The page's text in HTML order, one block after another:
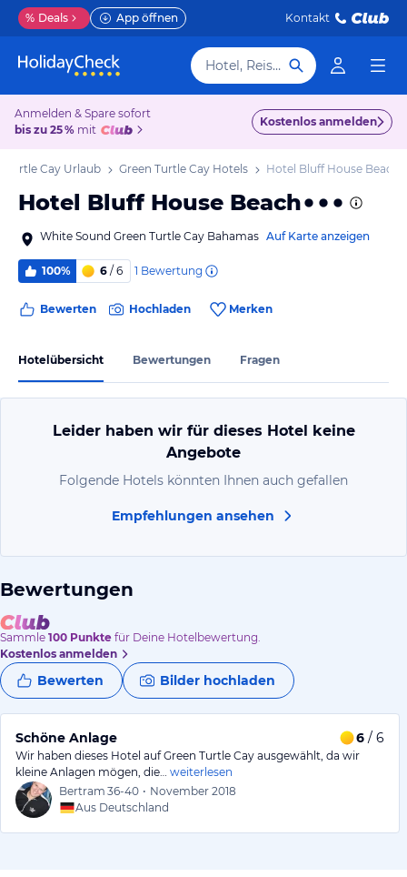
% Deals App öffnen Kontakt
Hotel, Reiseziel
Anmelden & Spare sofort
bis zu 25 % mit
Kostenlos anmelden
Turtle Cay Urlaub Green Turtle Cay Hotels Hotel Bluff House Beach
Hotel Bluff House Beach
White Sound Green Turtle Cay Bahamas Auf Karte anzeigen
100% 6 / 6 1 Bewertung
Bewerten Hochladen Merken
Hotelübersicht Bewertungen Fragen
Leider haben wir für dieses Hotel keine
Angebote
Folgende Hotels könnten Ihnen auch gefallen
Empfehlungen ansehen
Bewertungen
Sammle 100 Punkte für Deine Hotelbewertung.
Kostenlos anmelden
Bewerten Bilder hochladen
Schöne Anlage 6 / 6
Wir haben dieses Hotel auf Green Turtle Cay ausgewählt, da wir
kleine Anlagen mögen, die…
weiterlesen
Bertram 36-40 • November 2018
Aus Deutschland